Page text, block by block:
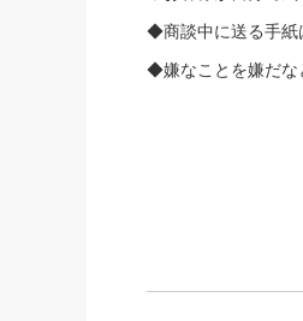
◆商談中に送る手紙
◆嫌なことを嫌だな